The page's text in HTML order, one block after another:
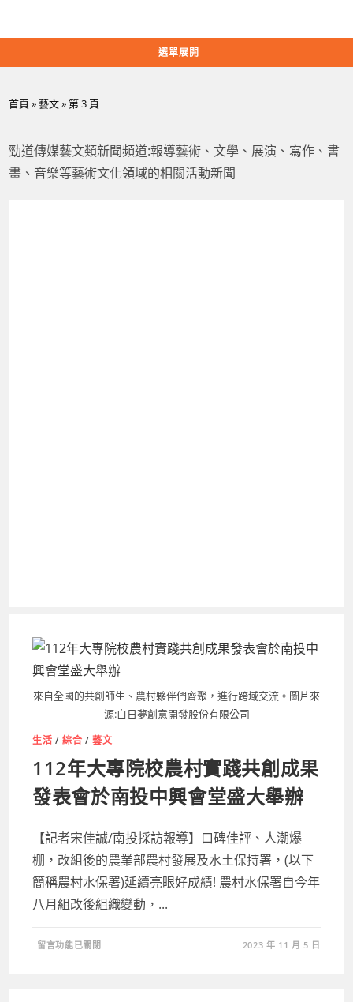
選單展開
首頁 »藝文»第 3 頁
勁道傳媒藝文類新聞頻道:報導藝術、文學、展演、寫作、書
畫、音樂等藝術文化領域的相關活動新聞
來自全國的共創師生、農村夥伴們齊聚，進行跨域交流。圖片來
源:白日夢創意開發股份有限公司
生活 /綜合 /藝文
112年大專院校農村實踐共創成果
發表會於南投中興會堂盛大舉辦
【記者宋佳誠/南投採訪報導】口碑佳評、人潮爆
棚，改組後的農業部農村發展及水土保持署，(以下
簡稱農村水保署)延續亮眼好成績! 農村水保署自今年
八月組改後組織變動，...
在
〈112
留言功能已關閉 2023 年 11 月 5 日